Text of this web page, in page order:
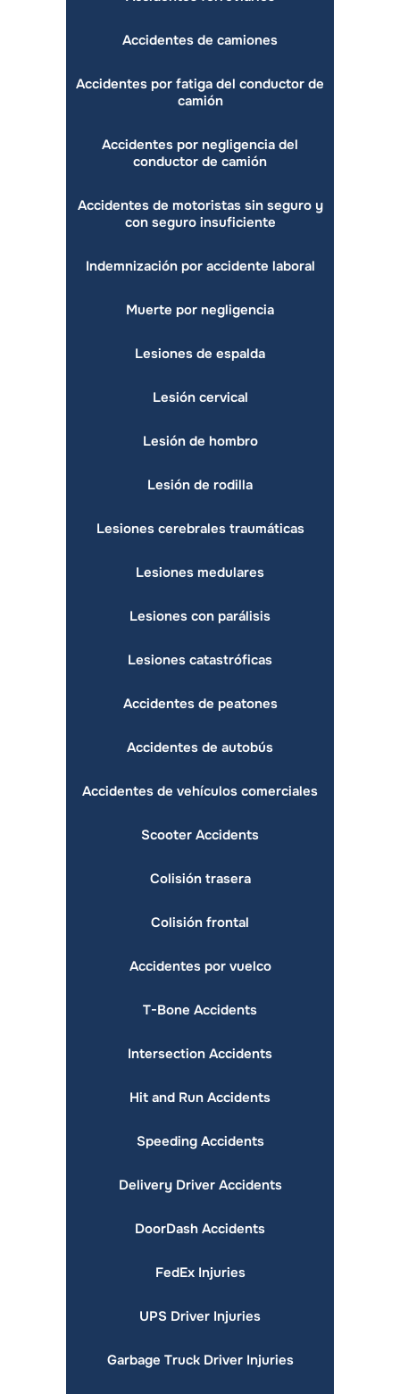
Accidentes de camiones
Accidentes por fatiga del conductor de
camión
Accidentes por negligencia del
conductor de camión
Accidentes de motoristas sin seguro y
con seguro insuficiente
Indemnización por accidente laboral
Muerte por negligencia
Lesiones de espalda
Lesión cervical
Lesión de hombro
Lesión de rodilla
Lesiones cerebrales traumáticas
Lesiones medulares
Lesiones con parálisis
Lesiones catastróficas
Accidentes de peatones
Accidentes de autobús
Accidentes de vehículos comerciales
Scooter Accidents
Colisión trasera
Colisión frontal
Accidentes por vuelco
T-Bone Accidents
Intersection Accidents
Hit and Run Accidents
Speeding Accidents
Delivery Driver Accidents
DoorDash Accidents
FedEx Injuries
UPS Driver Injuries
Garbage Truck Driver Injuries